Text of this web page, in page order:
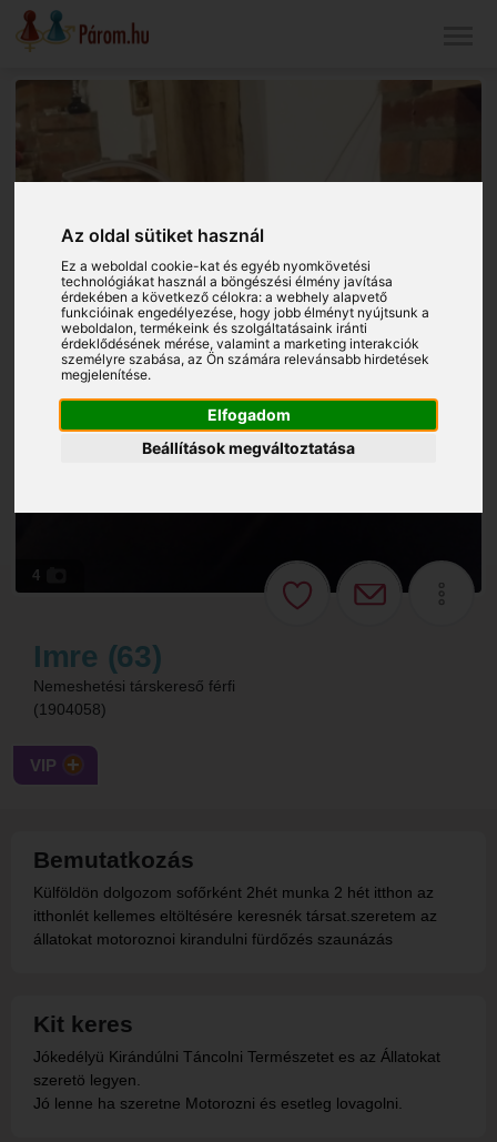
Az oldal sütiket használ
Ez a weboldal cookie-kat és egyéb nyomkövetési
technológiákat használ a böngészési élmény javítása
érdekében a következő célokra:a webhely alapvető
funkcióinak engedélyezése, hogy jobb élményt nyújtsunk a
weboldalon,termékeink és szolgáltatásaink iránti
érdeklődésének mérése, valamint a marketing interakciók
személyre szabása,az Ön számára relevánsabb hirdetések
megjelenítése.
Elfogadom
Beállítások megváltoztatása
4
Imre (63)
Nemeshetési társkereső férfi
(1904058)
VIP
Bemutatkozás
Külföldön dolgozom sofőrként 2hét munka 2 hét itthon az
itthonlét kellemes eltöltésére keresnék társat.szeretem az
állatokat motoroznoi kirandulni fürdőzés szaunázás
Kit keres
Jókedélyü Kirándúlni Táncolni Természetet es az Állatokat
szeretö legyen.
Jó lenne ha szeretne Motorozni és esetleg lovagolni.